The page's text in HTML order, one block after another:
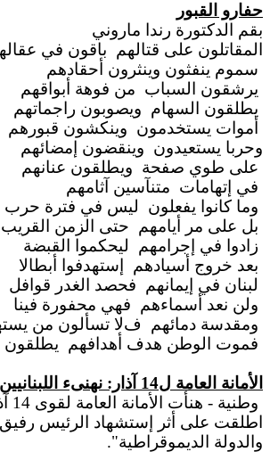
حفارو القبور
بقم الدكتورة رندا ماروني
المقاتلون على قتالهم باقون في
سموم ينفثون وينثرون أحقادهم
يرشقون السباب من فوهة أبواقهم
يطلقون السهام ويصوبون راجماتهم
أموات يستخدمون وينكشون قبورهم
وحربا يستعيدون وينقضون إمضائهم
على طوي صفحة ويطلقون عنانهم
في إتهامات متنآسين آثامهم
وما كانوا يفعلون ليس في فترة حرب
بل على مر أيامهم
حتى الزمن القريب
زادوا في إجرامهم ليحكموا
القبضة
بعد خروج أسيادهم
إستهدفوا أبطاﻻ
لبنان في إيمانهم
فحصد الغدر قوافل
ولن نعد أسماءهم
فهي محفورة فينا
ومقدسة دمائهم فﻻ تسألون من
فموت الوطن هدف أهدافهم
يطلقون
الأمانة العامة ل14 آذار: نهنىء اللبنانيين بذكرى جلاء الجيش السوري
اطلقت على أثر إستشهاد الرئيس
والدولة الديموقراطية".